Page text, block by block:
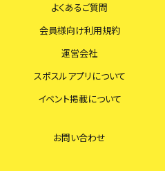
よくあるご質問
会員様向け利用規約
運営会社
スポスルアプリについて
イベント掲載について
お問い合わせ